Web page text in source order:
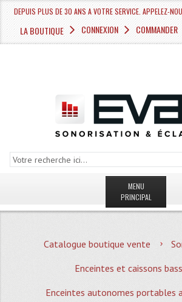
DEPUIS PLUS DE 30 ANS A VOTRE SERVICE. APPELEZ-
LA BOUTIQUE CONNEXION COMMANDER
MENU
PRINCIPAL
MAGASIN
Quoi De Neuf?
Promotions
Catalogue boutique vente
Enceintes et caissons
Enceintes autonomes portables